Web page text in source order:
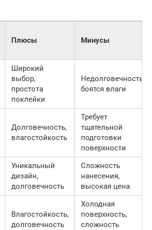
Плюсы Минусы
Широкий
выбор,
простота
поклейки
Недолговечность,
боятся влаги
Долговечность,
влагостойкость
Требует
тщательной
подготовки
поверхности
Уникальный
дизайн,
долговечность
Сложность
нанесения,
высокая цена
Влагостойкость,
долговечность
Холодная
поверхность,
сложность